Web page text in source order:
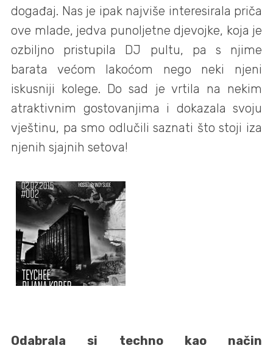
događaj. Nas je ipak najviše interesirala priča
ove mlade, jedva punoljetne djevojke, koja je
ozbiljno pristupila DJ pultu, pa s njime
barata većom lakoćom nego neki njeni
iskusniji kolege. Do sad je vrtila na nekim
atraktivnim gostovanjima i dokazala svoju
vještinu, pa smo odlučili saznati što stoji iza
njenih sjajnih setova!
Odabrala si techno kao način